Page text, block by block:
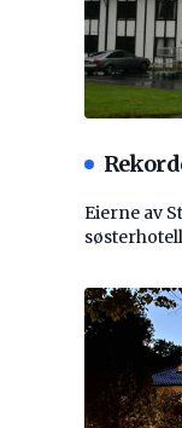
Eierne av